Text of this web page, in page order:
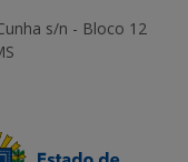
s/n - Bloco 12